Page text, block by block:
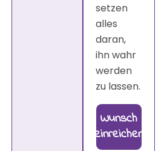
setzen
alles
daran,
ihn wahr
werden
zu lassen.
Wunsch
einreichen